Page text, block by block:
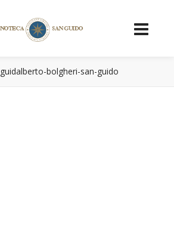
guidalberto-bolgheri-san-guido